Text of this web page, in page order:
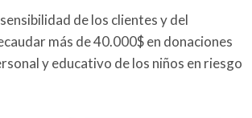
de los clientes y del
más de 40.000$ en donaciones
y educativo de los niños en riesgo